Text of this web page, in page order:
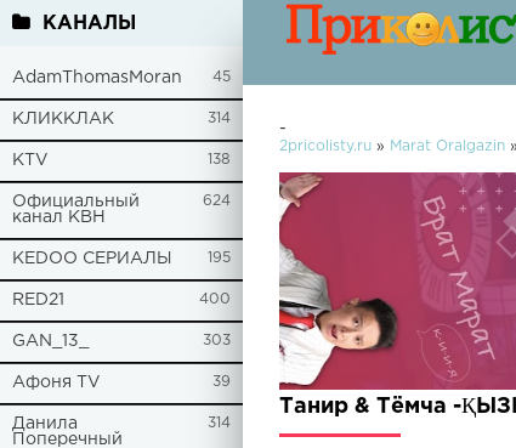
КАНАЛЫ
AdamThomasMoran 45
КЛИККЛАК 314
KTV 138
Официальный
канал КВН
624
KEDOO СЕРИАЛЫ 195
RED21 400
GAN_13_ 303
Афоня TV 39
Данила
Поперечный
314
-
2pricolisty.ru » Marat Oralgazin
Танир & Тёмча -